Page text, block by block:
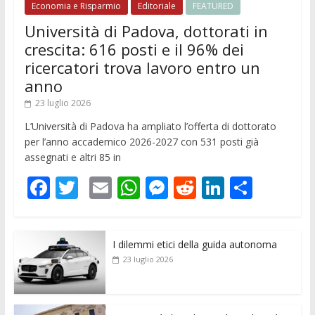
Economia e Risparmio Editoriale FEATURED
Università di Padova, dottorati in
crescita: 616 posti e il 96% dei
ricercatori trova lavoro entro un
anno
23 luglio 2026
L’Università di Padova ha ampliato l’offerta di dottorato
per l’anno accademico 2026-2027 con 531 posti già
assegnati e altri 85 in
F
e
b
o
o
T
itt
er
E
ai
l
W
s
M
ss
e
R
di
Li
e
C
di
I dilemmi etici della guida autonoma
23 luglio 2026